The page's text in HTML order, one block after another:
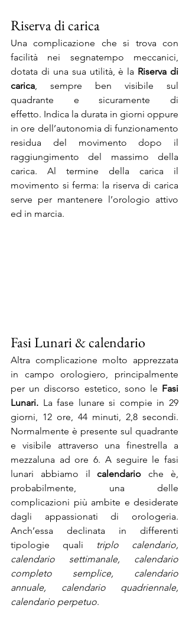
Riserva di carica
Una complicazione che si trova con
facilità nei segnatempo meccanici,
dotata di una sua utilità, è la Riserva di
carica, sempre ben visibile sul
quadrante e sicuramente di
effetto. Indica la durata in giorni oppure
in ore dell’autonomia di funzionamento
residua del movimento dopo il
raggiungimento del massimo della
carica. Al termine della carica il
movimento si ferma: la riserva di carica
serve per mantenere l’orologio attivo
ed in marcia.
Fasi Lunari & calendario
Altra complicazione molto apprezzata
in campo orologiero, principalmente
per un discorso estetico, sono le Fasi
Lunari. La fase lunare si compie in 29
giorni, 12 ore, 44 minuti, 2,8 secondi.
Normalmente è presente sul quadrante
e visibile attraverso una finestrella a
mezzaluna ad ore 6. A seguire le fasi
lunari abbiamo il calendario che
è,
probabilmente, una delle
complicazioni più ambite e desiderate
dagli appassionati di orologeria.
Anch’essa declinata in differenti
tipologie quali
triplo calendario,
calendario settimanale, calendario
completo semplice, calendario
annuale, calendario quadriennale,
calendario perpetuo.